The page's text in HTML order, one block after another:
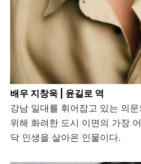
배우 지창욱 | 윤길로 역
강남 일대를 휘어잡고 있는 의
위해 화려한 도시 이면의 가장
닥 인생을 살아온 인물이다.